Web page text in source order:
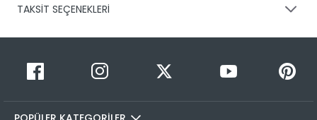
Ürünlerinizin gönderimini anlaşmalı olduğumuz PTT,
1-3 iş günü içerisinde kargoya teslim edilir.
Siparişimin kargo takibini nasıl yapabilirim?
Hesabım/Siparişlerim paneli üzerinden ilgili siparişinize ait
TAKSİT SEÇENEKLERİ
Taksit Sayısı Taksit Miktarı
Taksitli Tutar
Toplam
799,95 TL